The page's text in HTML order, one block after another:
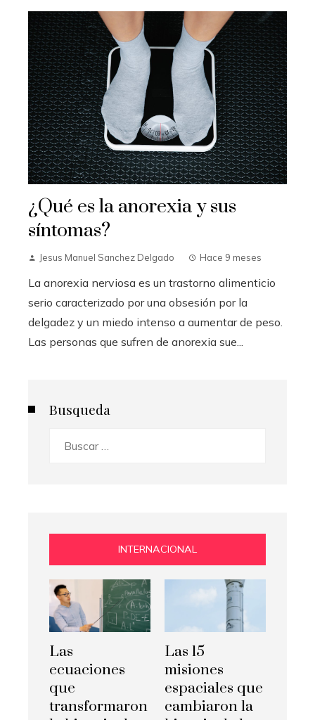
¿Qué es la anorexia y sus
síntomas?
Jesus Manuel Sanchez Delgado Hace 9 meses
La anorexia nerviosa es un trastorno alimenticio
serio caracterizado por una obsesión por la
delgadez y un miedo intenso a aumentar de peso.
Las personas que sufren de anorexia sue...
Busqueda
INTERNACIONAL
Las
ecuaciones
que
transformaron
Las 15
misiones
espaciales que
cambiaron la